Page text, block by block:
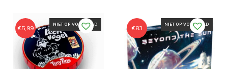
NIET OP VOORRAAD
€5,99
NIET OP VOORRAAD
€83